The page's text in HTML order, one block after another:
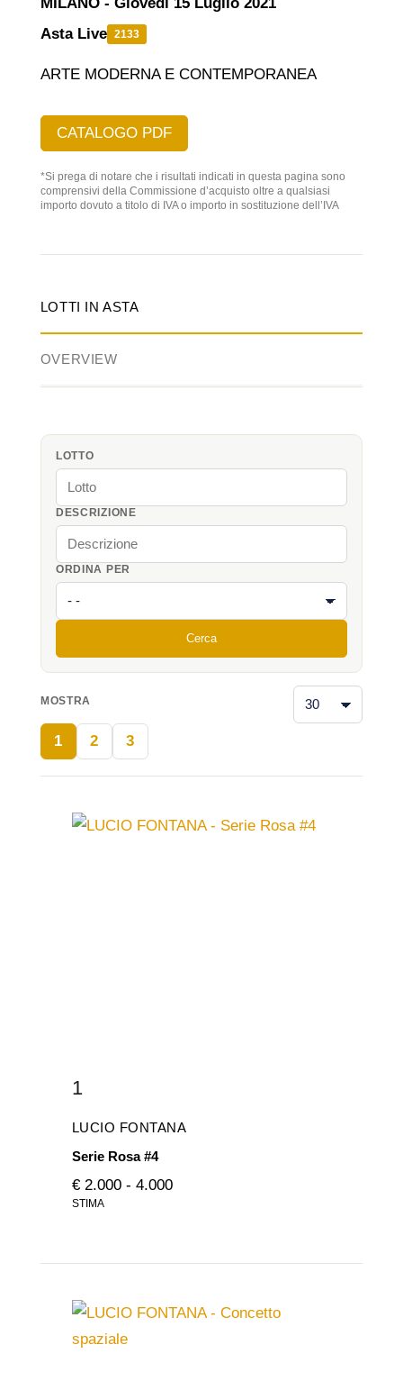
Asta Live 2133
ARTE MODERNA E CONTEMPORANEA
CATALOGO PDF
*Si prega di notare che i risultati indicati in questa pagina sono
comprensivi della Commissione d’acquisto oltre a qualsiasi
importo dovuto a titolo di IVA o importo in sostituzione dell’IVA
LOTTI IN ASTA
OVERVIEW
LOTTO
DESCRIZIONE
ORDINA PER
Cerca
MOSTRA
1 2 3
1
LUCIO FONTANA
Serie Rosa #4
€ 2.000 - 4.000
STIMA